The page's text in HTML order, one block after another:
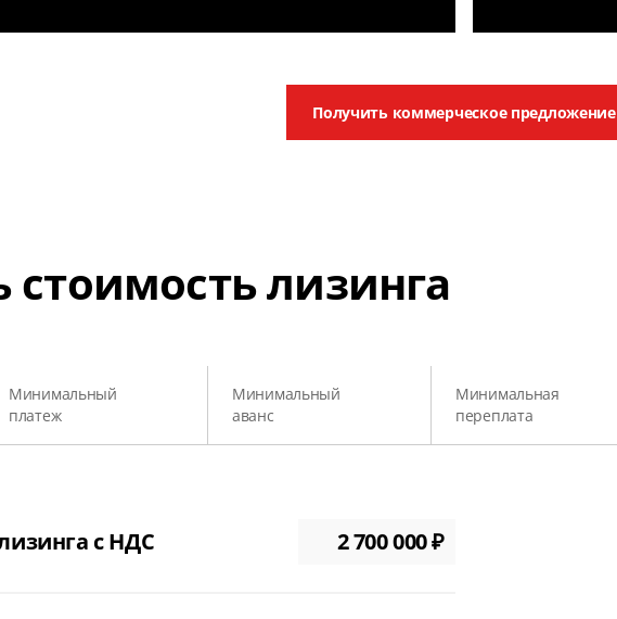
Получить коммерческое предложение
стоимость лизинга
Минимальный
платеж
Минимальный
аванс
Минимальная
переплата
с НДС